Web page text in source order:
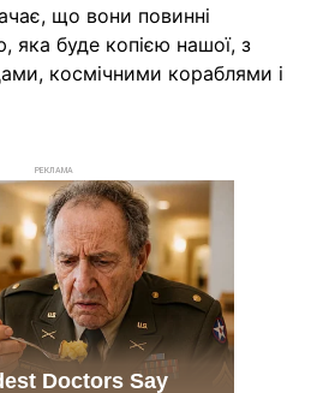
що вони повинні
яка буде копією нашої, з
космічними кораблями і
РЕКЛАМА